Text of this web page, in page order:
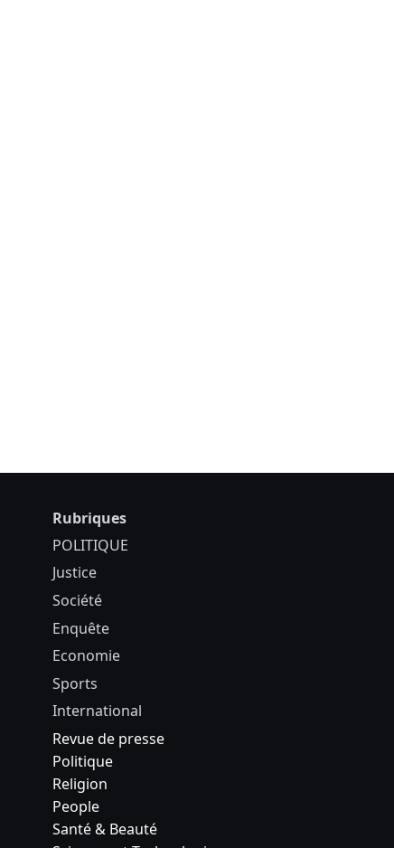
Rubriques
POLITIQUE
Justice
Société
Enquête
Economie
Sports
International
Revue de presse
Politique
Religion
People
Santé & Beauté